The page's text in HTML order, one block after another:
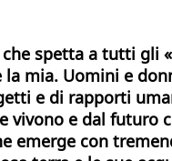
spetta a tutti gli
mia. Uomini e
e di rapporti
vivono e dal futuro
emerge con